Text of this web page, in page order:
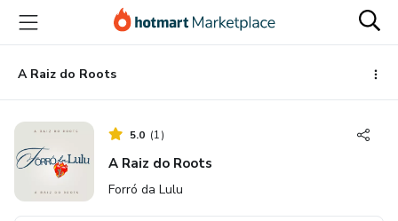
para
conteúdo
principal
para
pagamento
para
rodapé
A Raiz do Roots
5.0 (1)
A Raiz do Roots
Forró da Lulu